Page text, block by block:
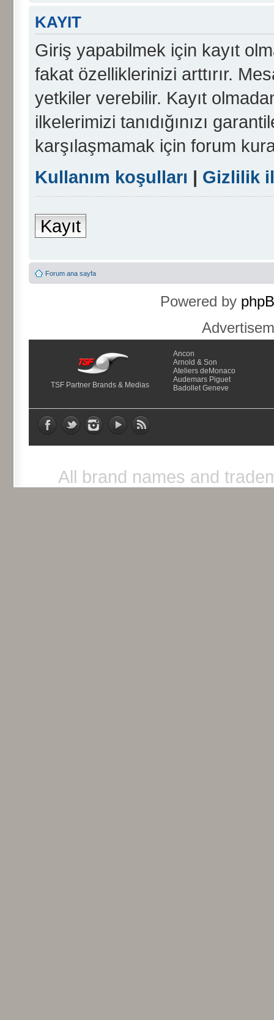
KAYIT
Giriş yapabilmek için kayıt
fakat özelliklerinizi arttırır.
yetkiler verebilir. Kayıt
ilkelerimizi tanıdığınızı
karşılaşmamak için forum
Kullanım koşulları | Gizlilik
Kayıt
Forum ana sayfa
Powered by
TSF Partner Brands & Medias
Ancon
Arnold & Son
Ateliers deMonaco
Audemars Piguet
Badollet Geneve
All brand names and